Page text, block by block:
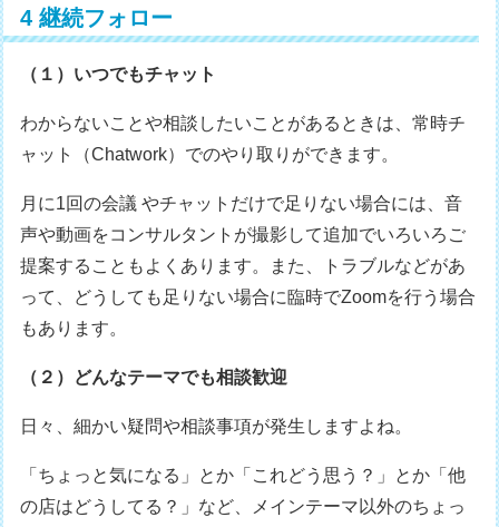
4 継続フォロー
（１）いつでもチャット
わからないことや相談したいことがあるときは、常時チ
ャット（Chatwork）でのやり取りができます。
月に1回の会議 やチャットだけで足りない場合には、音
声や動画をコンサルタントが撮影して追加でいろいろご
提案することもよくあります。また、トラブルなどがあ
って、どうしても足りない場合に臨時でZoomを行う場合
もあります。
（２）どんなテーマでも相談歓迎
日々、細かい疑問や相談事項が発生しますよね。
「ちょっと気になる」とか「これどう思う？」とか「他
の店はどうしてる？」など、メインテーマ以外のちょっ